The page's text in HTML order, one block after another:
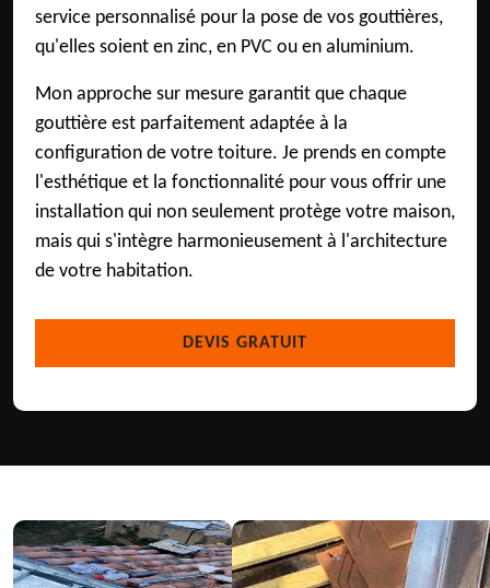
service personnalisé pour la pose de vos gouttières,
qu'elles soient en zinc, en PVC ou en aluminium.
Mon approche sur mesure garantit que chaque
gouttière est parfaitement adaptée à la
configuration de votre toiture. Je prends en compte
l'esthétique et la fonctionnalité pour vous offrir une
installation qui non seulement protège votre maison,
mais qui s'intègre harmonieusement à l'architecture
de votre habitation.
DEVIS GRATUIT